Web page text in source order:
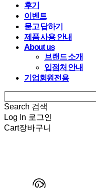
후기
이벤트
묻고 답하기
제품 사용 안내
About us
브랜드 소개
입점처 안내
기업회원전용
Search 검색
Log In 로그인
Cart장바구니